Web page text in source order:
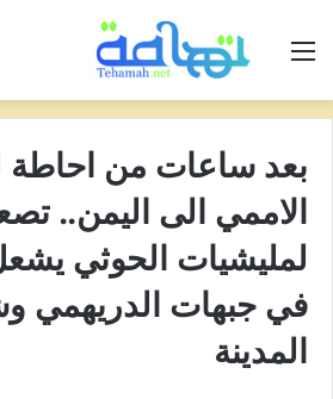
القائمة
بعد ساعات من احاطة
الاممي الى اليمن..
لمليشيات الحوثي
في جبهات الدريهمي
المدينة